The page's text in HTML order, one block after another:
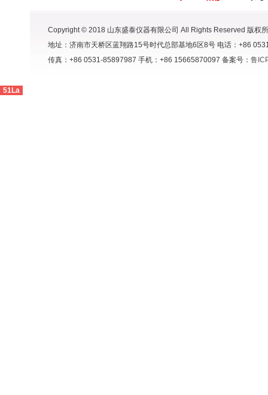
Copyright © 2018 山东盛泰仪器有限公司 All Rights Reserved 版权
地址：济南市天桥区蓝翔路15号时代总部基地6区8号 电话：+86
传真：+86 0531-85897987 手机：+86 15665870097 备案号： 鲁
51La